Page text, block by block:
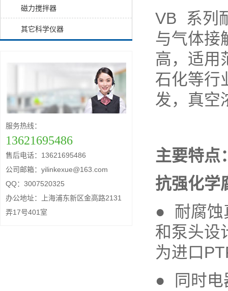
VB 系列
与气体接
高，适用
石化等行
发，真空
主要特点
抗强化学
● 耐腐蚀
和泵头设
为进口
● 同时电
磁力搅拌器
其它科学仪器
服务热线：
13621695486
售后电话：13621695486
公司邮箱：yilinkexue@163.com
QQ：3007520325
办公地址：上海浦东新区金高路2131
弄17号401室